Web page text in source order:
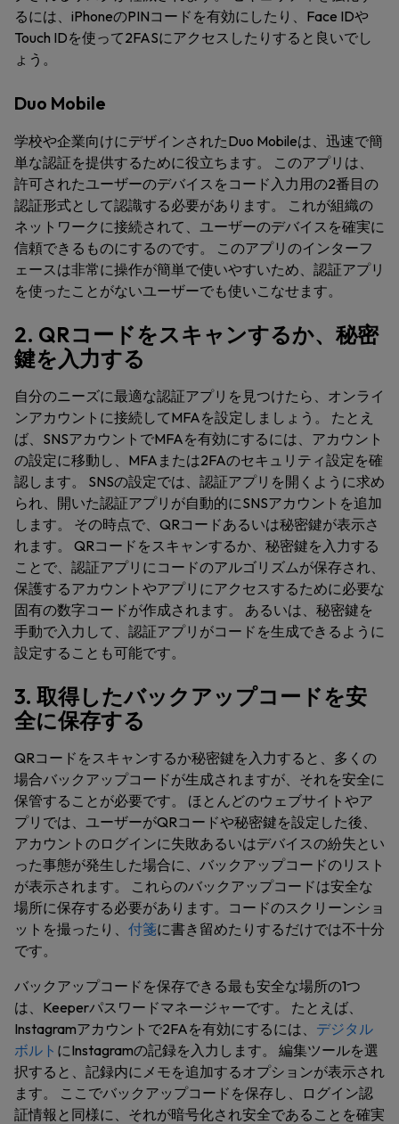
るには、iPhoneのPINコードを有効にしたり、Face IDや
Touch IDを使って2FASにアクセスしたりすると良いでし
ょう。
Duo Mobile
学校や企業向けにデザインされたDuo Mobileは、迅速で簡
単な認証を提供するために役立ちます。 このアプリは、
許可されたユーザーのデバイスをコード入力用の2番目の
認証形式として認識する必要があります。 これが組織の
ネットワークに接続されて、ユーザーのデバイスを確実に
信頼できるものにするのです。 このアプリのインターフ
ェースは非常に操作が簡単で使いやすいため、認証アプリ
を使ったことがないユーザーでも使いこなせます。
2. QRコードをスキャンするか、秘密
鍵を入力する
自分のニーズに最適な認証アプリを見つけたら、オンライ
ンアカウントに接続してMFAを設定しましょう。 たとえ
ば、SNSアカウントでMFAを有効にするには、アカウント
の設定に移動し、MFAまたは2FAのセキュリティ設定を確
認します。 SNSの設定では、認証アプリを開くように求め
られ、開いた認証アプリが自動的にSNSアカウントを追加
します。 その時点で、QRコードあるいは秘密鍵が表示さ
れます。 QRコードをスキャンするか、秘密鍵を入力する
ことで、認証アプリにコードのアルゴリズムが保存され、
保護するアカウントやアプリにアクセスするために必要な
固有の数字コードが作成されます。 あるいは、秘密鍵を
手動で入力して、認証アプリがコードを生成できるように
設定することも可能です。
3. 取得したバックアップコードを安
全に保存する
QRコードをスキャンするか秘密鍵を入力すると、多くの
場合バックアップコードが生成されますが、それを安全に
保管することが必要です。 ほとんどのウェブサイトやア
プリでは、ユーザーがQRコードや秘密鍵を設定した後、
アカウントのログインに失敗あるいはデバイスの紛失とい
った事態が発生した場合に、バックアップコードのリスト
が表示されます。 これらのバックアップコードは安全な
場所に保存する必要があります。コードのスクリーンショ
ットを撮ったり、 付箋に書き留めたりするだけでは不十分
です。
バックアップコードを保存できる最も安全な場所の1つ
は、Keeperパスワードマネージャーです。 たとえば、
Instagramアカウントで2FAを有効にするには、 デジタル
ボルト にInstagramの記録を入力します。 編集ツールを選
択すると、記録内にメモを追加するオプションが表示され
ます。 ここでバックアップコードを保存し、ログイン認
証情報と同様に、それが暗号化され安全であることを確実